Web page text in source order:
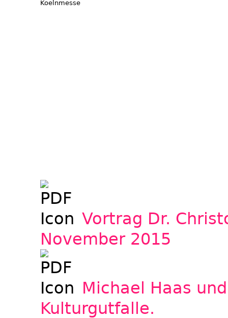
Vortrag Dr.
November 2015
Michael Haas
Kulturgutfalle.